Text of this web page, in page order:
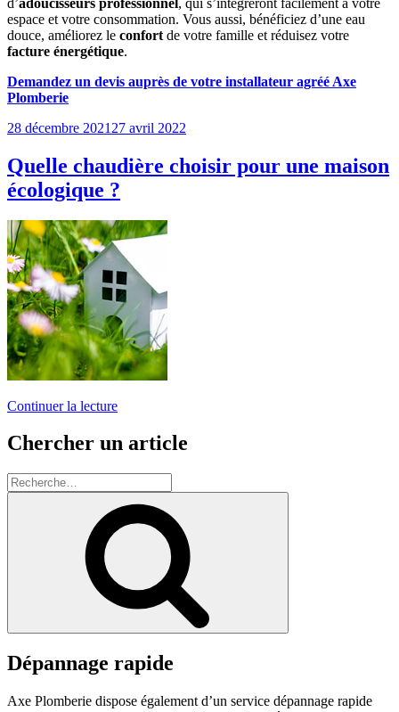
espace et votre consommation. Vous aussi, bénéficiez d’une eau
douce, améliorez le confort de votre famille et réduisez votre
facture énergétique.
Demandez un devis auprès de votre installateur agréé Axe
Plomberie
Publié
28 décembre 2021 27 avril 2022
Quelle chaudière choisir pour une maison
écologique ?
Continuer la lecturede
chaudière
choisir
maison
écologique
? »
Chercher un article
Recherche
pour
Dépannage rapide
Axe Plomberie dispose également d’un service dépannage rapide